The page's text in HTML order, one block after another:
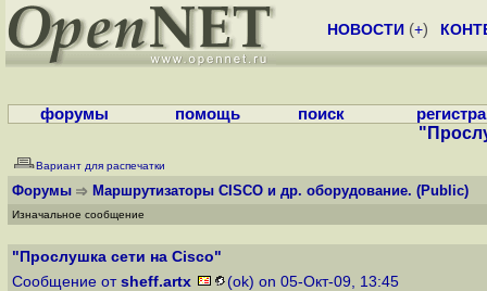
НОВОСТИ (+)
форумы помощь поиск
Вариант для распечатки
Форумы Маршрутизаторы CISCO и др. оборудование. (Public)
Изначальное сообщение
"Прослушка сети на Cisco"
Сообщение от sheff.artx (ok) on 05-Окт-09, 13:45